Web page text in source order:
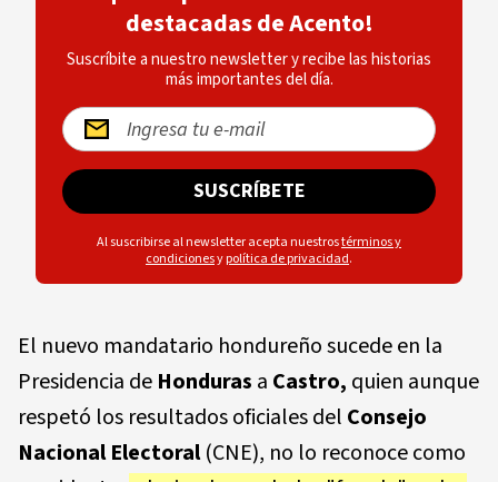
destacadas de Acento!
Suscríbite a nuestro newsletter y recibe las historias
más importantes del día.
SUSCRÍBETE
Al suscribirse al newsletter acepta nuestrostérminos y
condicionesypolítica de privacidad.
El nuevo mandatario hondureño sucede en la
Presidencia de Honduras a Castro, quien aunque
respetó los resultados oficiales del Consejo
Nacional Electoral(CNE), no lo reconoce como